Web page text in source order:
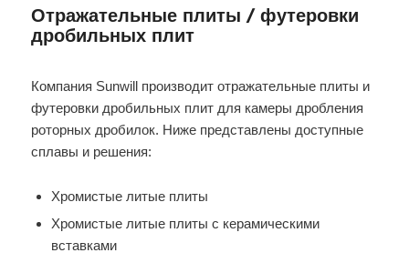
Отражательные плиты / футеровки
дробильных плит
Компания Sunwill производит отражательные плиты и
футеровки дробильных плит для камеры дробления
роторных дробилок. Ниже представлены доступные
сплавы и решения:
Хромистые литые плиты
Хромистые литые плиты с керамическими
вставками